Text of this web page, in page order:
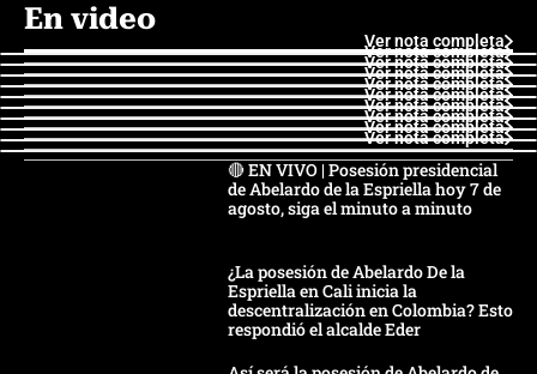
En video
Ver nota completa
Ver nota completa
Ver nota completa
Ver nota completa
Ver nota completa
Ver nota completa
Ver nota completa
Ver nota completa
Ver nota completa
Ver nota completa
🔴 EN VIVO | Posesión presidencial
de Abelardo de la Espriella hoy 7 de
agosto, siga el minuto a minuto
¿La posesión de Abelardo De la
Espriella en Cali inicia la
descentralización en Colombia? Esto
respondió el alcalde Eder